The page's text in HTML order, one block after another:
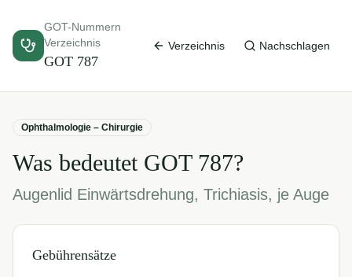
GOT-Nummern
Verzeichnis
GOT 787
Verzeichnis Nachschlagen
Ophthalmologie – Chirurgie
Was bedeutet GOT 787?
Augenlid Einwärtsdrehung, Trichiasis, je Auge
Gebührensätze